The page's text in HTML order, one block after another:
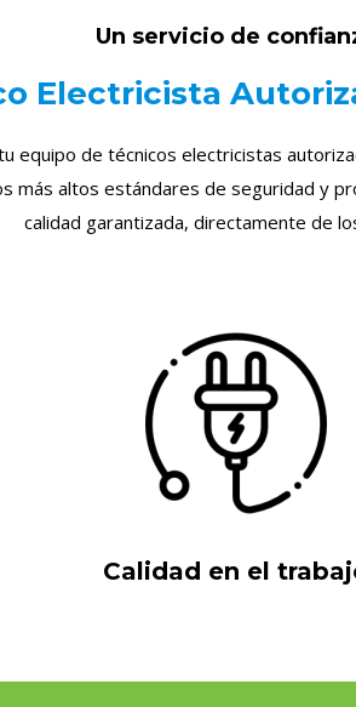
Un servicio de
Electricista
equipo de técnicos electricistas
más altos estándares de seguridad y
calidad garantizada, directamente de
Calidad en el